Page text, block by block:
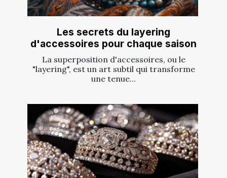
Les secrets du layering
d'accessoires pour chaque saison
La superposition d'accessoires, ou le
"layering", est un art subtil qui transforme
une tenue...